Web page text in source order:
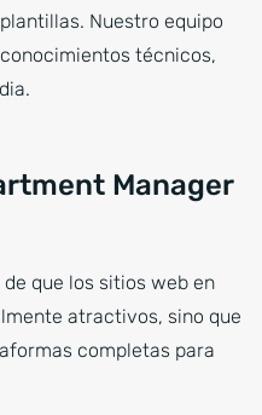
Nuestro equipo
técnicos,
Manager
que los sitios web en
atractivos, sino que
completas para